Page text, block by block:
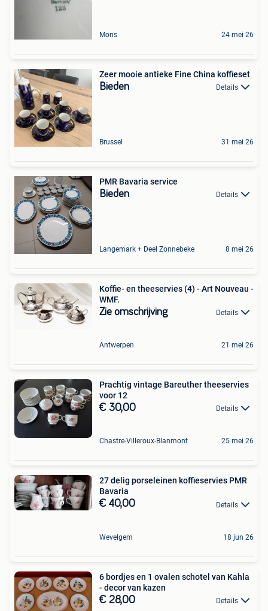
Mons 24 mei 26
Zeer mooie antieke Fine China koffieset
Bieden Details
Brussel 31 mei 26
PMR Bavaria service
Bieden Details
Langemark + Deel Zonnebeke 8 mei 26
Koffie- en theeservies (4) - Art Nouveau -
WMF.
Zie omschrijving Details
Antwerpen 21 mei 26
Prachtig vintage Bareuther theeservies
voor 12
€ 30,00 Details
Chastre-Villeroux-Blanmont 25 mei 26
27 delig porseleinen koffieservies PMR
Bavaria
€ 40,00 Details
Wevelgem 18 jun 26
6 bordjes en 1 ovalen schotel van Kahla
- decor van kazen
€ 28,00 Details